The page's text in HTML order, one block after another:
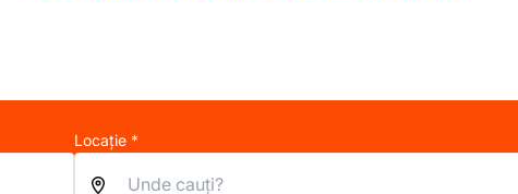
Locație *